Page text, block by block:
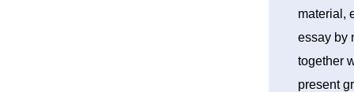
material,
essay by
together
present